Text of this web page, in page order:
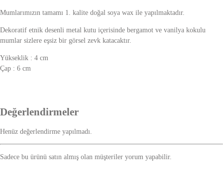
Mumlarımızın tamamı 1. kalite doğal soya wax ile yapılmaktadır.
Dekoratif etnik desenli metal kutu içerisinde bergamot ve vanilya kokulu
mumlar sizlere eşsiz bir görsel zevk katacaktır.
Yükseklik : 4 cm
Çap : 6 cm
Değerlendirmeler
Henüz değerlendirme yapılmadı.
Sadece bu ürünü satın almış olan müşteriler yorum yapabilir.